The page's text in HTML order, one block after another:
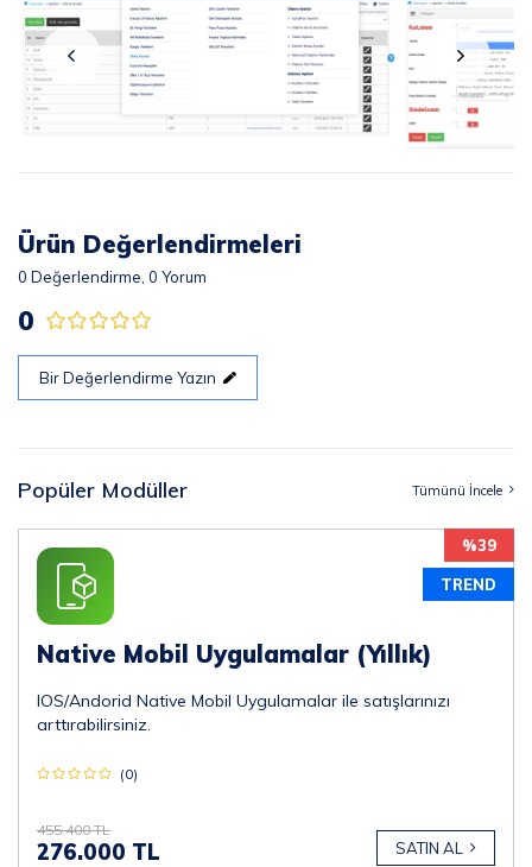
Ürün Değerlendirmeleri
0 Değerlendirme, 0 Yorum
0
Bir Değerlendirme Yazın
Popüler Modüller Tümünü İncele
Native Mobil Uygulamalar (Yıllık)
IOS/Andorid Native Mobil Uygulamalar ile satışlarınızı
arttırabilirsiniz.
(0)
455.400 TL
276.000 TL SATIN AL
%39
TREND